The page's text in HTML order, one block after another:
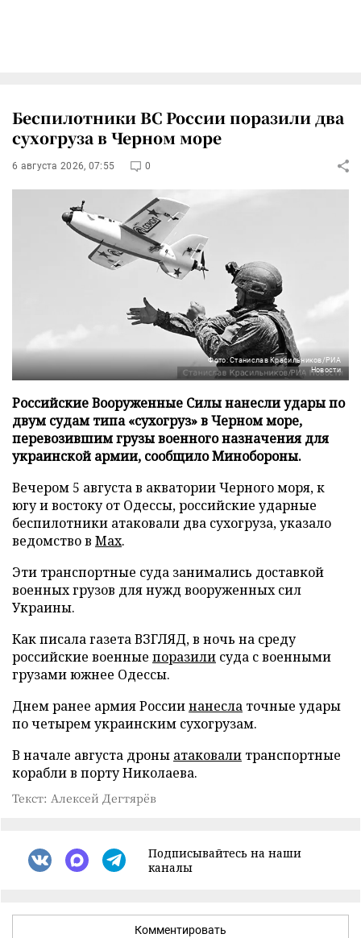
Беспилотники ВС России поразили два
сухогруза в Черном море
6 августа 2026, 07:55 0
Фото: Станислав Красильников/РИА
Новости
Российские Вооруженные Силы нанесли удары по
двум судам типа «сухогруз» в Черном море,
перевозившим грузы военного назначения для
украинской армии, сообщило Минобороны.
Вечером 5 августа в акватории Черного моря, к
югу и востоку от Одессы, российские ударные
беспилотники атаковали два сухогруза, указало
ведомство в Max.
Эти транспортные суда занимались доставкой
военных грузов для нужд вооруженных сил
Украины.
Как писала газета ВЗГЛЯД, в ночь на среду
российские военные поразили суда с военными
грузами южнее Одессы.
Днем ранее армия Россиинанесла точные удары
по четырем украинским сухогрузам.
В начале августа дроны атаковали транспортные
корабли в порту Николаева.
Текст: Алексей Дегтярёв
Подписывайтесь на наши
каналы
Комментировать